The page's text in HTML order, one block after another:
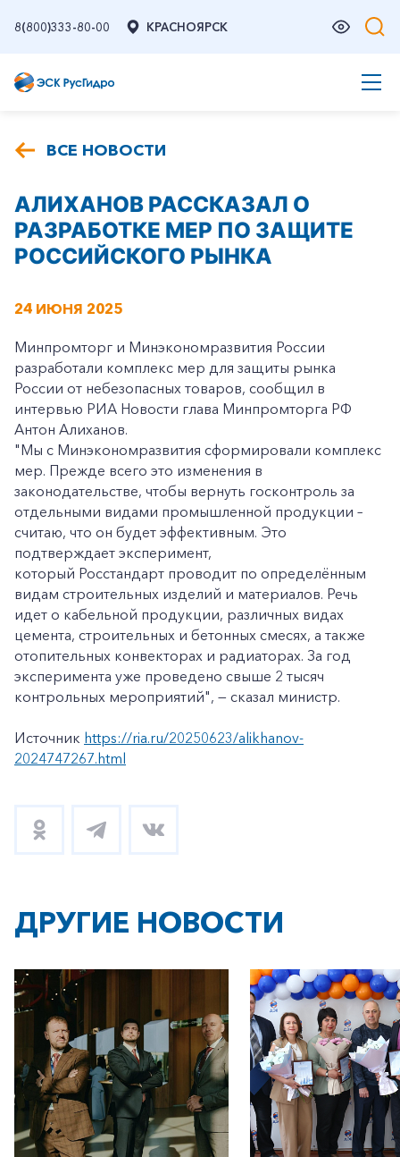
8(800)333-80-00 КРАСНОЯРСК
ВСЕ НОВОСТИ
АЛИХАНОВ РАССКАЗАЛ О
РАЗРАБОТКЕ МЕР ПО ЗАЩИТЕ
РОССИЙСКОГО РЫНКА
24 ИЮНЯ 2025
Минпромторг и Минэкономразвития России
разработали комплекс мер для защиты рынка
России от небезопасных товаров, сообщил в
интервью РИА Новости глава Минпромторга РФ
Антон Алиханов.
"Мы с Минэкономразвития сформировали комплекс
мер. Прежде всего это изменения в
законодательстве, чтобы вернуть госконтроль за
отдельными видами промышленной продукции –
считаю, что он будет эффективным. Это
подтверждает эксперимент,
который Росстандарт проводит по определённым
видам строительных изделий и материалов. Речь
идет о кабельной продукции, различных видах
цемента, строительных и бетонных смесях, а также
отопительных конвекторах и радиаторах. За год
эксперимента уже проведено свыше 2 тысяч
контрольных мероприятий", — сказал министр.
Источник https://ria.ru/20250623/alikhanov-
2024747267.html
ДРУГИЕ НОВОСТИ